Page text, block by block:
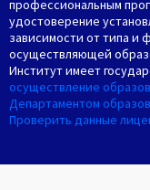
профессиональным
удостоверение
зависимости от типа и
осуществляющей
Институт имеет
осуществление
Департаментом
Проверить данные